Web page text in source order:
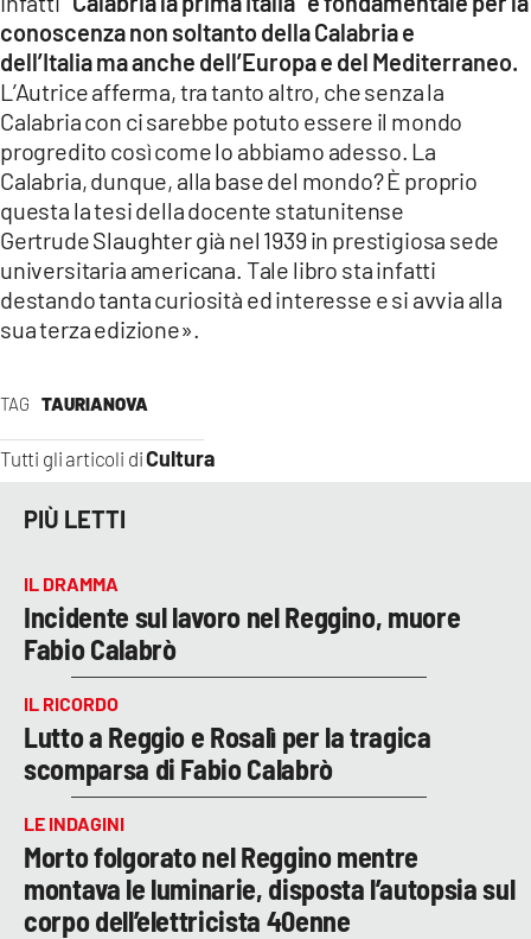
TAG TAURIANOVA
Tutti gli articoli diCultura
conoscenza non soltanto della Calabria e
dell’Italia ma anche dell’Europa e del Mediterraneo.
L’Autrice afferma, tra tanto altro, che senza la
Calabria con ci sarebbe potuto essere il mondo
progredito così come lo abbiamo adesso. La
Calabria, dunque, alla base del mondo? È proprio
questa la tesi della docente statunitense
Gertrude Slaughter già nel 1939 in prestigiosa sede
universitaria americana. Tale libro sta infatti
destando tanta curiosità ed interesse e si avvia alla
sua terza edizione».
PIÙ LETTI
IL DRAMMA
Incidente sul lavoro nel Reggino, muore
Fabio Calabrò
IL RICORDO
Lutto a Reggio e Rosalì per la tragica
scomparsa di Fabio Calabrò
LE INDAGINI
Morto folgorato nel Reggino mentre
montava le luminarie, disposta l’autopsia sul
corpo dell’elettricista 40enne